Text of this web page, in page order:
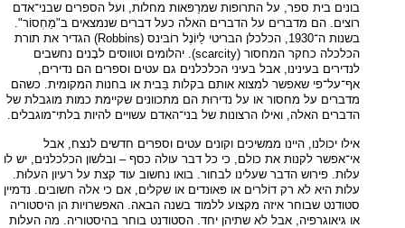
בונים בית ספר, על התרופות שמרַפּאות מחלות, ועל הספרים שבני־אדם
רוצים. הם מדברים על הדברים האלה כעל דברים שנמצאים ב"מַחְסוֹר".
בשנות ה־1930, הכלכלן הבריטי לַיוֹנֶל רוֹבּינס (Robbins) הגדיר את תורת
הכלכלה כחקר המחסור (scarcity). יהלומים וטווסים לבָנים נחשבים
לנדירים בעינינו, אבל בעיני הכלכלנים גם עטים וספרים הם נדירים,
אף־על־פי שאפשר למצוא אותם בקלות בַּבית או בחנות המקומית. כשהם
מדברים על מחסור או על נדירוּת הם מתכוונים שקיימת כמות מוגבלת של
הדברים האלה, ואילו הרצונות של בני־האדם עשויים להיות בלתי־מוגבלים.
אילו יכולנו, היינו ממשיכים וקונים עטים וספרים חדשים לנצח, אבל
אי־אפשר לקנות את כולם, כי כל דבר עולה כסף – ובלשון הכלכלנים, יש לו
עלוּת. פירוש הדבר שעלינו לבחור. בואו נחשוב עוד קצת על רעיון העלוּת.
עלות היא לא רק דוֹלרים או פּאוּנדים או שקלים, אם כי אלה חשובים. נדמיין
סטודנט שבוחר איזה מקצוע ללמוד בשנה הבאה. האפשרויות הן היסטוריה
או גיאוגרפיה, אבל לא שתיהן יחד. הסטודנט בוחר בהיסטוריה. מה העלות